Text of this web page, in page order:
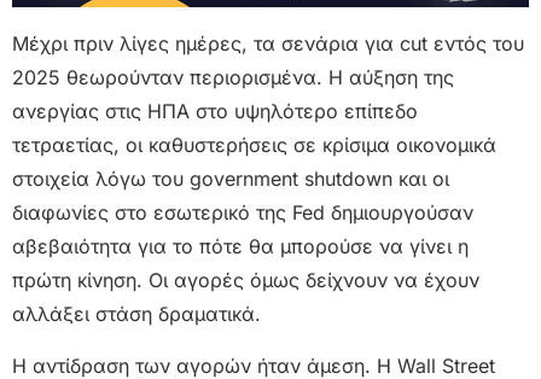
Μέχρι πριν λίγες ημέρες, τα σενάρια για cut εντός του
2025 θεωρούνταν περιορισμένα. Η αύξηση της
ανεργίας στις ΗΠΑ στο υψηλότερο επίπεδο
τετραετίας, οι καθυστερήσεις σε κρίσιμα οικονομικά
στοιχεία λόγω του government shutdown και οι
διαφωνίες στο εσωτερικό της Fed δημιουργούσαν
αβεβαιότητα για το πότε θα μπορούσε να γίνει η
πρώτη κίνηση. Οι αγορές όμως δείχνουν να έχουν
αλλάξει στάση δραματικά.
Η αντίδραση των αγορών ήταν άμεση. Η Wall Street